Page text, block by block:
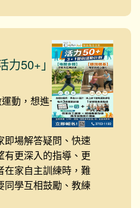
力50+」3+1雙
動，想進一步確認
即場解答疑問、快速
有更深入的指導、更
在家自主訓練時，難
同學互相鼓勵、教練